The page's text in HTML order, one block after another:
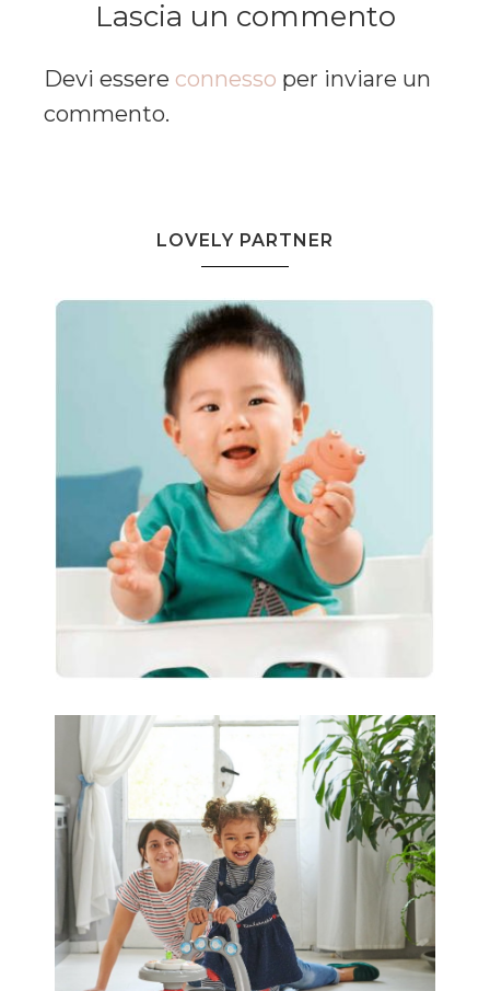
Lascia un commento
Devi essere connesso per inviare un
commento.
LOVELY PARTNER